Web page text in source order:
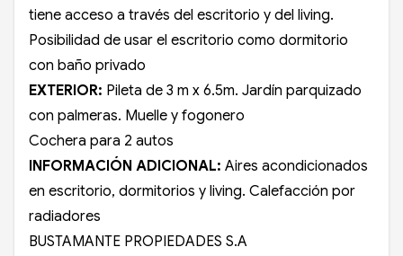
tiene acceso a través del escritorio y del living.
Posibilidad de usar el escritorio como dormitorio
con baño privado
EXTERIOR: Pileta de 3 m x 6.5m. Jardín parquizado
con palmeras. Muelle y fogonero
Cochera para 2 autos
INFORMACIÓN ADICIONAL: Aires acondicionados
en escritorio, dormitorios y living. Calefacción por
radiadores
BUSTAMANTE PROPIEDADES S.A